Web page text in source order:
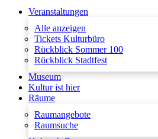
Veranstaltungen
Alle anzeigen
Tickets Kulturbüro
Rückblick Sommer 100
Rückblick Stadtfest
Museum
Kultur ist hier
Räume
Raumangebote
Raumsuche